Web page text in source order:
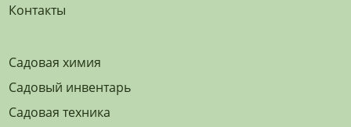
Контакты
Садовая химия
Садовый инвентарь
Садовая техника